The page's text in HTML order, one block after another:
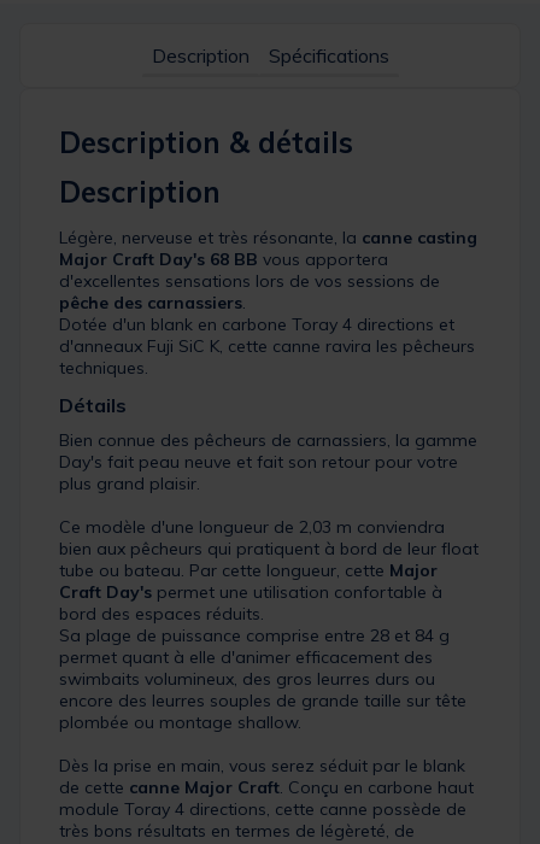
Description Spécifications
Description & détails
Description
Légère, nerveuse et très résonante, la canne casting
Major Craft Day's 68 BB vous apportera
d'excellentes sensations lors de vos sessions de
pêche des carnassiers.
Dotée d'un blank en carbone Toray 4 directions et
d'anneaux Fuji SiC K, cette canne ravira les pêcheurs
techniques.
Détails
Bien connue des pêcheurs de carnassiers, la gamme
Day's fait peau neuve et fait son retour pour votre
plus grand plaisir.
Ce modèle d'une longueur de 2,03 m conviendra
bien aux pêcheurs qui pratiquent à bord de leur float
tube ou bateau. Par cette longueur, cette Major
Craft Day's permet une utilisation confortable à
bord des espaces réduits.
Sa plage de puissance comprise entre 28 et 84 g
permet quant à elle d'animer efficacement des
swimbaits volumineux, des gros leurres durs ou
encore des leurres souples de grande taille sur tête
plombée ou montage shallow.
Dès la prise en main, vous serez séduit par le blank
de cette canne Major Craft. Conçu en carbone haut
module Toray 4 directions, cette canne possède de
très bons résultats en termes de légèreté, de